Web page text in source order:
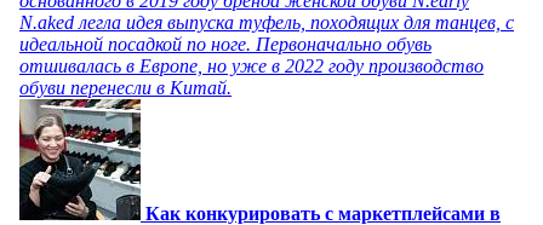
N.aked легла идея выпуска туфель, походящих для танцев, с
идеальной посадкой по ноге. Первоначально обувь
отшивалась в Европе, но уже в 2022 году производство
обуви перенесли в Китай.
Как конкурировать с маркетплейсами в